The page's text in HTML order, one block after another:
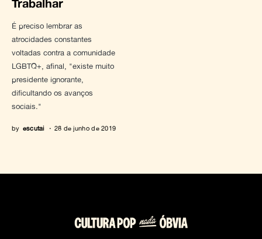
Trabalhar
É preciso lembrar as
atrocidades constantes
voltadas contra a comunidade
LGBTQ+, afinal, "existe muito
presidente ignorante,
dificultando os avanços
sociais."
by escutai 28 de junho de 2019